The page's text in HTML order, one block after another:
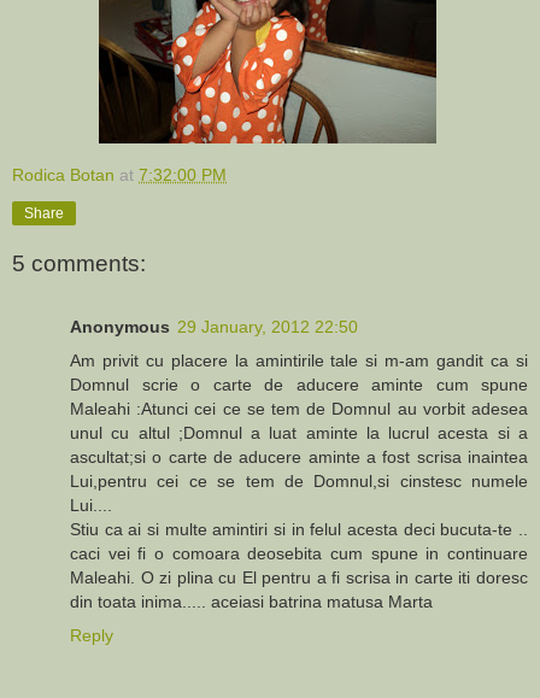
Rodica Botan at 7:32:00 PM
Share
5 comments:
Anonymous 29 January, 2012 22:50
Am privit cu placere la amintirile tale si m-am gandit ca si
Domnul scrie o carte de aducere aminte cum spune
Maleahi :Atunci cei ce se tem de Domnul au vorbit adesea
unul cu altul ;Domnul a luat aminte la lucrul acesta si a
ascultat;si o carte de aducere aminte a fost scrisa inaintea
Lui,pentru cei ce se tem de Domnul,si cinstesc numele
Lui....
Stiu ca ai si multe amintiri si in felul acesta deci bucuta-te ..
caci vei fi o comoara deosebita cum spune in continuare
Maleahi. O zi plina cu El pentru a fi scrisa in carte iti doresc
din toata inima..... aceiasi batrina matusa Marta
Reply